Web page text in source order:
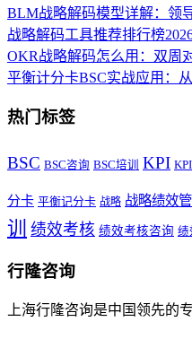
BLM战略解码模型详解：领
战略解码工具推荐排行榜
OKR战略解码怎么用：双周
平衡计分卡BSC实战应用：
热门标签
BSC BSC咨询 BSC培训 KPI
分卡 平衡记分卡 战略 战略绩效
训 绩效考核 绩效考核咨询 绩
行隆咨询
上海行隆咨询是中国领先的